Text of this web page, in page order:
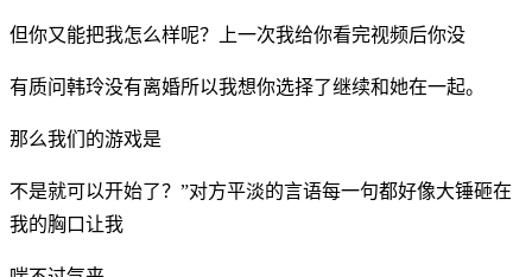
但你又能把我怎么样呢？上一次我给你看完视频后你没
有质问韩玲没有离婚所以我想你选择了继续和她在一起。
那么我们的游戏是
不是就可以开始了？”对方平淡的言语每一句都好像大锤砸在
我的胸口让我